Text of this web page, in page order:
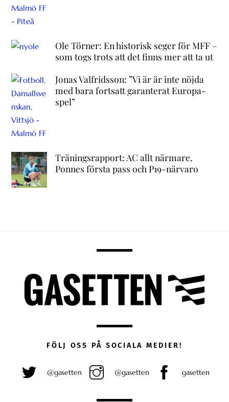
Ole Törner: En historisk seger för MFF –
som togs trots att det finns mer att ta ut
Jonas Valfridsson: ”Vi är är inte nöjda
med bara fortsatt garanterat Europa-
spel”
Träningsrapport: AC allt närmare,
Ponnes första pass och P19-närvaro
FÖLJ OSS PÅ SOCIALA MEDIER!
@gasetten @gasetten gasetten